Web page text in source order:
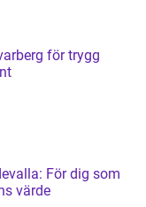
för trygg
För dig som
värde